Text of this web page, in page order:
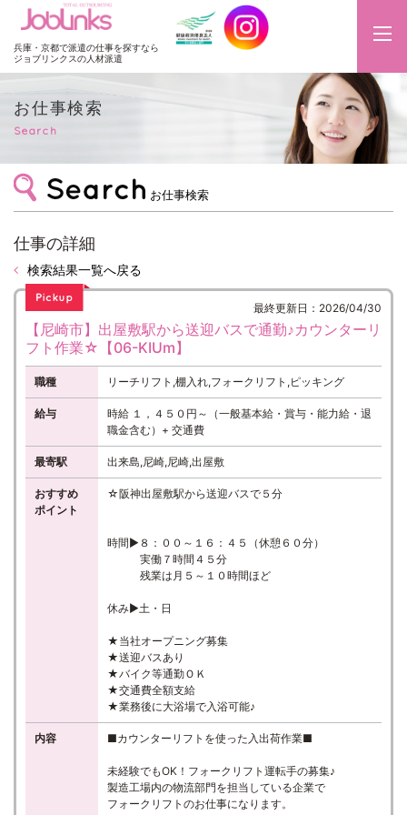
JobLinks
兵庫・京都で派遣の仕事を探すなら
ジョブリンクスの人材派遣
お仕事検索
Search
お仕事検索
仕事の詳細
検索結果一覧へ戻る
最終更新日：2026/04/30
【尼崎市】出屋敷駅から送迎バスで通勤♪カウンターリ
フト作業☆【06-KIUm】
職種 リーチリフト,棚入れ,フォークリフト,ピッキング
給与
時給 １，４５０円～（一般基本給・賞与・能力給・退
職金含む）+ 交通費
最寄駅 出来島,尼崎,尼崎,出屋敷
おすすめ
ポイント
☆阪神出屋敷駅から送迎バスで５分
時間▶８：００～１６：４５（休憩６０分）
実働７時間４５分
残業は月５～１０時間ほど
休み▶土・日
★当社オープニング募集
★送迎バスあり
★バイク等通勤ＯＫ
★交通費全額支給
★業務後に大浴場で入浴可能♪
内容 ■カウンターリフトを使った入出荷作業■
未経験でもOK！フォークリフト運転手の募集♪
製造工場内の物流部門を担当している企業で
フォークリフトのお仕事になります。